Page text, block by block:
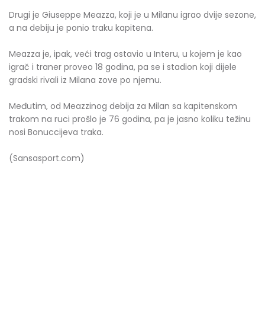
Drugi je Giuseppe Meazza, koji je u Milanu igrao dvije sezone,
a na debiju je ponio traku kapitena.
Meazza je, ipak, veći trag ostavio u Interu, u kojem je kao
igrač i traner proveo 18 godina, pa se i stadion koji dijele
gradski rivali iz Milana zove po njemu.
Međutim, od Meazzinog debija za Milan sa kapitenskom
trakom na ruci prošlo je 76 godina, pa je jasno koliku težinu
nosi Bonuccijeva traka.
(Sansasport.com)